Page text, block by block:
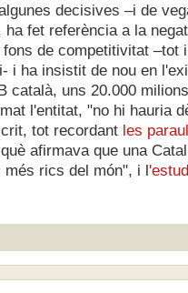
decisives –i de
fet referència a la
de competitivitat –tot
i ha insistit de nou en
català, uns 20.000
l'entitat, "no hi hauria
tot recordant les
afirmava que una
rics del món", i l